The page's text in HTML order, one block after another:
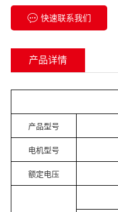
快速联系我们
产品详情
产品型号
电机型号
额定电压